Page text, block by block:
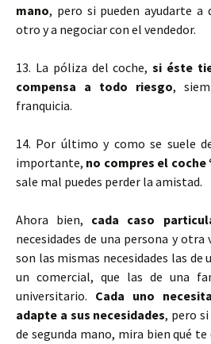
mano, pero si pueden ayudarte
otro y a negociar con el vendedor.
13. La póliza del coche,si éste
compensa a todo riesgo,
franquicia.
14. Por último y como se suele
importante, no compres el coche
sale mal puedes perder la amistad.
Ahora bien, cada caso
necesidades de una persona y
son las mismas necesidades las de
un comercial, que las de una
universitario. Cada uno
adapte a sus necesidades, pero
de segunda mano, mira bien qué te